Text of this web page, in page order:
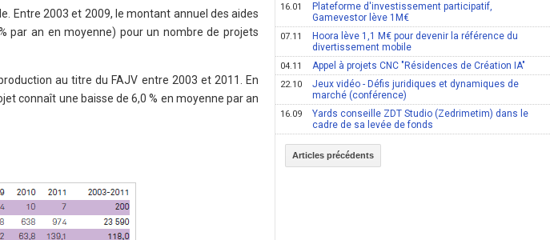
Entre 2003 et 2009, le montant annuel des aides
par an en moyenne) pour un nombre de projets
au titre du FAJV entre 2003 et 2011. En
connaît une baisse de 6,0 % en moyenne par an
16.01
Plateforme d'investissement participatif,
Gamevestor lève 1M€
07.11
Hoora lève 1,1 M€ pour devenir la référence du
divertissement mobile
04.11 Appel à projets CNC "Résidences de Création IA"
22.10
Jeux vidéo - Défis juridiques et dynamiques de
marché (conférence)
16.09
Yards conseille ZDT Studio (Zedrimetim) dans le
cadre de sa levée de fonds
Articles précédents